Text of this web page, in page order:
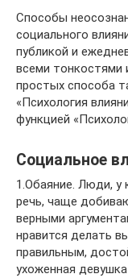
Способы
социального
публикой и
всеми тонкостями
простых способа
«Психология
функцией
Социальное
1.Обаяние. Люди, у
речь, чаще
верными
нравится делать
правильным,
ухоженная